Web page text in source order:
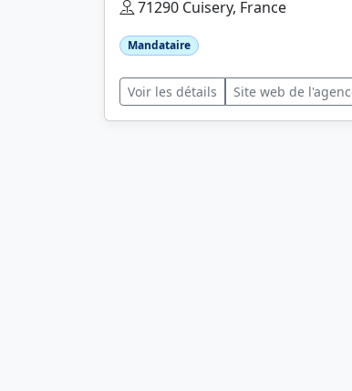
71290 Cuisery, France
Mandataire
Voir les détails Site web de